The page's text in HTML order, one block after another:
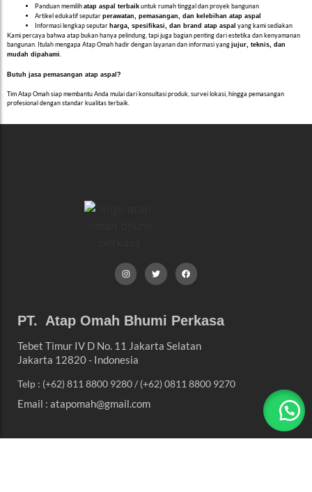
Panduan memilih atap aspal terbaik untuk rumah tinggal dan proyek bangunan
Artikel edukatif seputar perawatan, pemasangan, dan kelebihan atap aspal
Informasi lengkap seputar harga, spesifikasi, dan brand atap aspal yang kami sediakan
Kami percaya bahwa atap bukan hanya pelindung, tapi juga bagian penting dari estetika dan kenyamanan
bangunan. Itulah mengapa Atap Omah hadir dengan layanan dan informasi yang jujur, teknis, dan
mudah dipahami
Butuh jasa pemasangan atap aspal?
Tim Atap Omah siap membantu Anda mulai dari konsultasi produk, survei lokasi, hingga pemasangan
profesional dengan standar kualitas terbaik.
PT. Atap Omah Bhumi Perkasa
Tebet Timur IV D No. 11 Jakarta Selatan
Jakarta 12820 - Indonesia
Telp : (+62) 811 8800 9280 / (+62) 0811 8800 9270
Email : atapomah@gmail.com